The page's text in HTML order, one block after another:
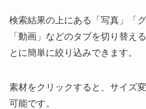
検索結果の上にある「写真」「グ
「動画」などのタブを切り替え
とに簡単に絞り込みできます。
素材をクリックすると、サイズ
可能です。